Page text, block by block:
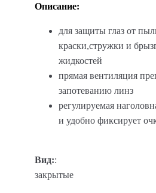
Описание:
для защиты глаз от
краски,стружки и
жидкостей
прямая вентиляция
запотеванию линз
регулируемая
и удобно фиксирует
Вид::
закрытые